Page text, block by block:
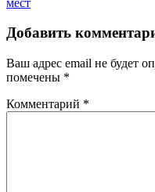
записям
Добавить
Ваш адрес email не будет
помечены *
Комментарий *